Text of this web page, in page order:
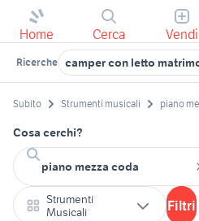
Home Cerca Vendi
Ricerche camper con letto
Subito Strumenti musicali piano
Cosa cerchi?
Strumenti
Musicali
Filtri